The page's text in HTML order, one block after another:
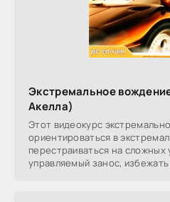
Экстремальное
Акелла)
Этот видеокурс
ориентироваться в
перестраиваться на сложных
управляемый занос,